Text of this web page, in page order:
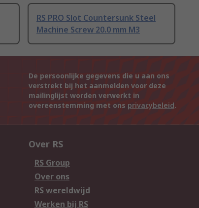
RS PRO Slot Countersunk Steel
Machine Screw 20.0 mm M3
De persoonlijke gegevens die u aan ons
verstrekt bij het aanmelden voor deze
mailinglijst worden verwerkt in
overeenstemming met ons privacybeleid.
Over RS
RS Group
Over ons
RS wereldwijd
Werken bij RS